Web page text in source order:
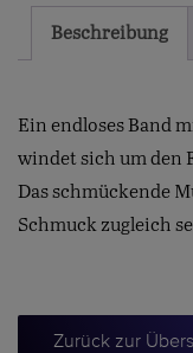
Beschreibung
Ein endloses Band
windet sich um den
Das schmückende
Schmuck zugleich
Zurück zur